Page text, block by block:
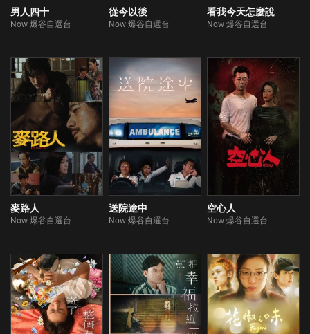
男人四十
Now 爆谷自選台
從今以後
Now 爆谷自選台
看我今天怎麼說
Now 爆谷自選台
麥路人
Now 爆谷自選台
送院途中
Now 爆谷自選台
空心人
Now 爆谷自選台